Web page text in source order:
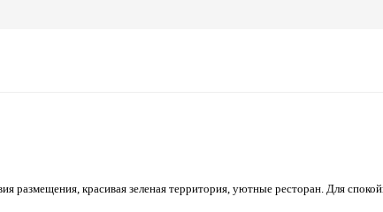
размещения, красивая зеленая территория, уютные ресторан. Для